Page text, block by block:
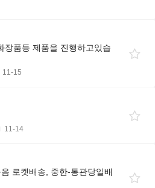
장품등 제품을 진행하고있습
11-15
11-14
로켓배송, 중한-통관당일배